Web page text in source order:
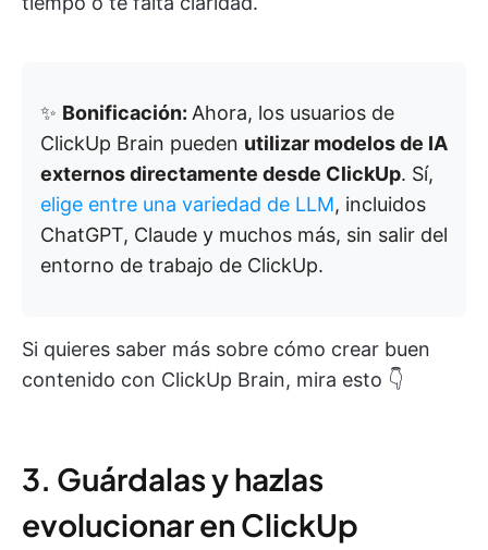
✨ Bonificación: Ahora, los usuarios de
ClickUp Brain pueden utilizar modelos de IA
externos directamente desde ClickUp. Sí,
elige entre una variedad de LLM, incluidos
ChatGPT, Claude y muchos más, sin salir del
entorno de trabajo de ClickUp.
Si quieres saber más sobre cómo crear buen
contenido con ClickUp Brain, mira esto 👇
3. Guárdalas y hazlas
evolucionar en ClickUp